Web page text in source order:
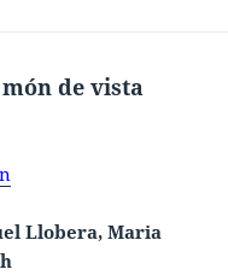
de vista
Llobera, Maria